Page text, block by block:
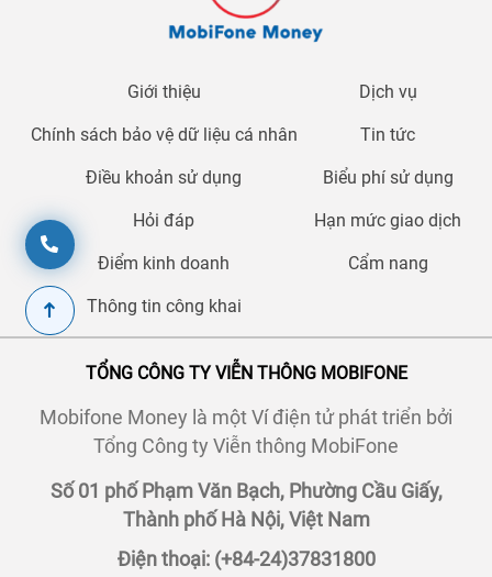
TỔNG CÔNG TY VIỄN THÔNG MOBIFONE
Mobifone Money là một Ví điện tử phát triển bởi
Tổng Công ty Viễn thông MobiFone
Số 01 phố Phạm Văn Bạch, Phường Cầu Giấy,
Thành phố Hà Nội, Việt Nam
Điện thoại: (+84-24)37831800
Giới thiệu Dịch vụ
Chính sách bảo vệ dữ liệu cá nhân Tin tức
Điều khoản sử dụng Biểu phí sử dụng
Hỏi đáp Hạn mức giao dịch
Điểm kinh doanh Cẩm nang
Thông tin công khai